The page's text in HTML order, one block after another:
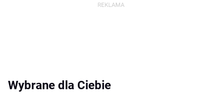
Wybrane dla Ciebie